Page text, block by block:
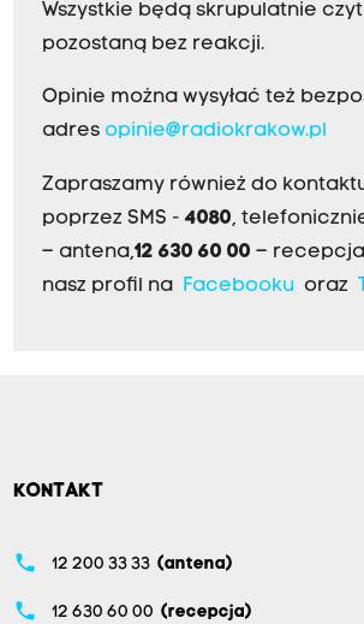
Wszystkie będą skrupulatnie
pozostaną bez reakcji.
Opinie można wysyłać też
adres opinie@radiokrakow.pl
Zapraszamy również do
poprzez SMS - 4080,
– antena,12 630 60 00 –
nasz profil na
Facebookuoraz
KONTAKT
phone 12 200 33 33 (antena)
phone 12 630 60 00 (recepcja)